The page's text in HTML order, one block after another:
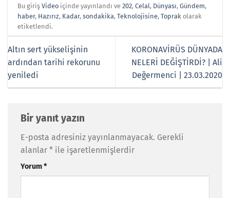
Bu girişVideo içinde yayınlandı ve202,Celal, Dünyası,Gündem,
haber, Hazırız, Kadar,sondakika,Teknolojisine,Toprak olarak
etiketlendi.
Altın sert yükselişinin
ardından tarihi rekorunu
yeniledi
KORONAVİRÜS DÜNYADA
NELERİ DEĞİŞTİRDİ? | Ali
Değermenci | 23.03.2020
Bir yanıt yazın
E-posta adresiniz yayınlanmayacak. Gerekli
alanlar * ile işaretlenmişlerdir
Yorum*